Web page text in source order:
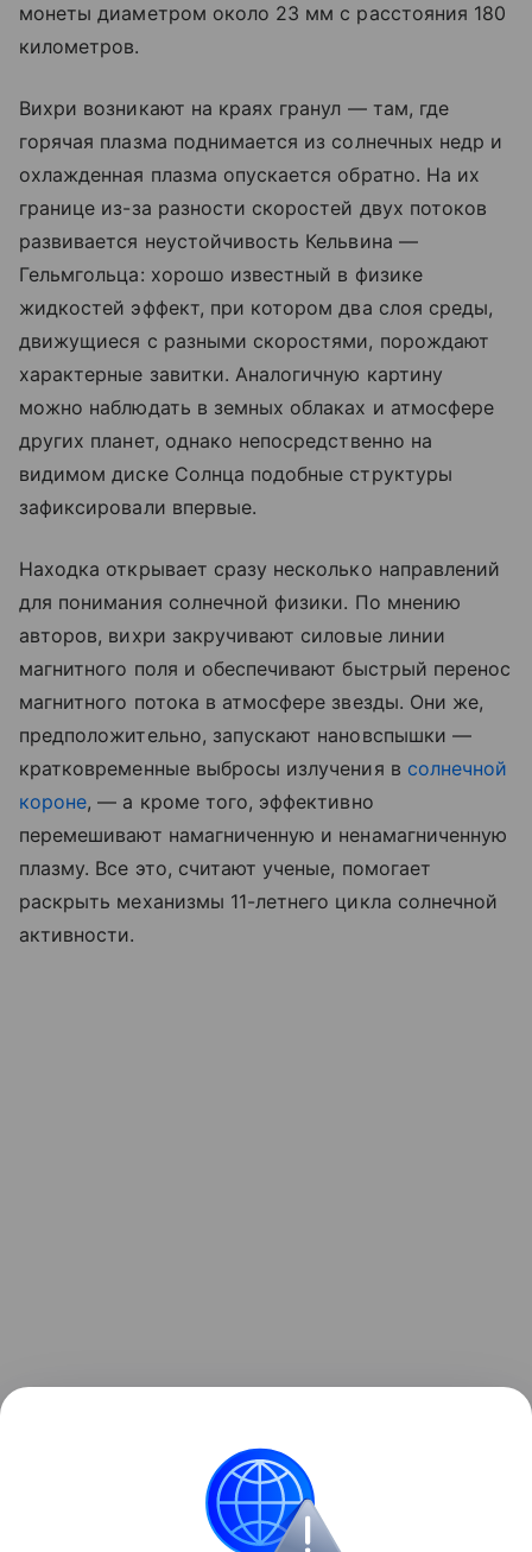
монеты диаметром около 23 мм с расстояния 180
километров.
Вихри возникают на краях гранул — там, где
горячая плазма поднимается из солнечных недр и
охлажденная плазма опускается обратно. На их
границе из-за разности скоростей двух потоков
развивается неустойчивость Кельвина —
Гельмгольца: хорошо известный в физике
жидкостей эффект, при котором два слоя среды,
движущиеся с разными скоростями, порождают
характерные завитки. Аналогичную картину
можно наблюдать в земных облаках и атмосфере
других планет, однако непосредственно на
видимом диске Солнца подобные структуры
зафиксировали впервые.
Находка открывает сразу несколько направлений
для понимания солнечной физики. По мнению
авторов, вихри закручивают силовые линии
магнитного поля и обеспечивают быстрый перенос
магнитного потока в атмосфере звезды. Они же,
предположительно, запускают нановспышки —
кратковременные выбросы излучения в солнечной
короне, — а кроме того, эффективно
перемешивают намагниченную и ненамагниченную
плазму. Все это, считают ученые, помогает
раскрыть механизмы 11-летнего цикла солнечной
активности.
на видео мощный выброс плазмы из Солнца